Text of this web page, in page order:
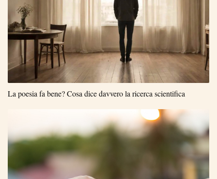
La poesia fa bene? Cosa dice davvero la ricerca scientifica